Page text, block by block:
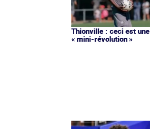
Thionville : ceci est une
« mini-révolution »